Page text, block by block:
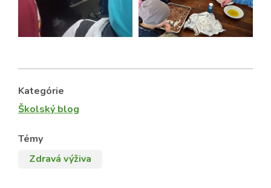
Kategórie
Školský blog
Témy
Zdravá výživa